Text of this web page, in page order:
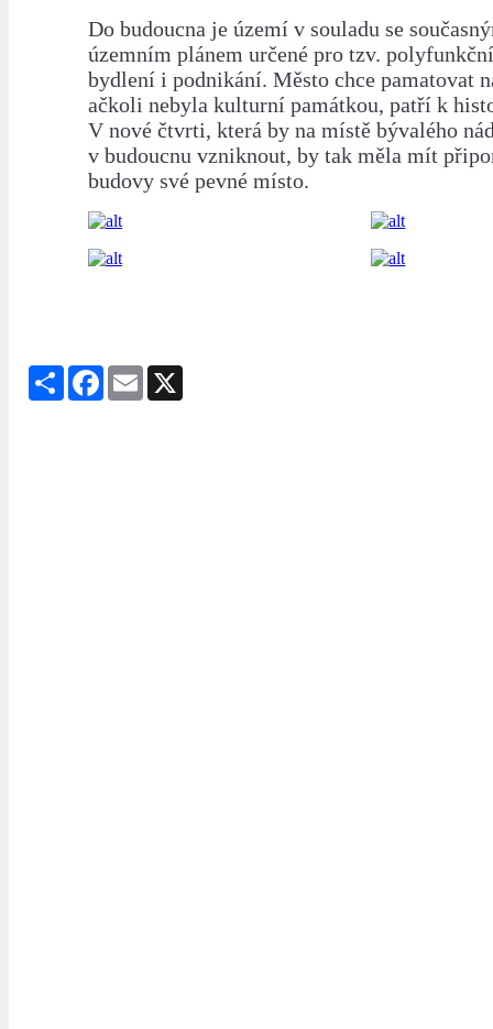
Do budoucna je území v souladu se
územním plánem určené pro tzv.
bydlení i podnikání. Město chce pamatovat
ačkoli nebyla kulturní památkou, patří k
V nové čtvrti, která by na místě bývalého
v budoucnu vzniknout, by tak měla mít
budovy své pevné místo.
Share Facebook
Email